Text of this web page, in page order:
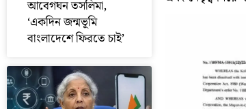
আবেগঘন তসলিমা,
‘একদিন জন্মভূমি
বাংলাদেশে ফিরতে চাই’